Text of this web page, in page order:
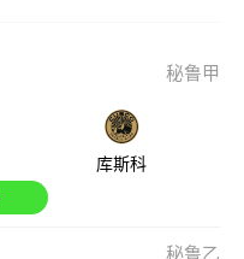
秘鲁甲
库斯科
秘鲁乙